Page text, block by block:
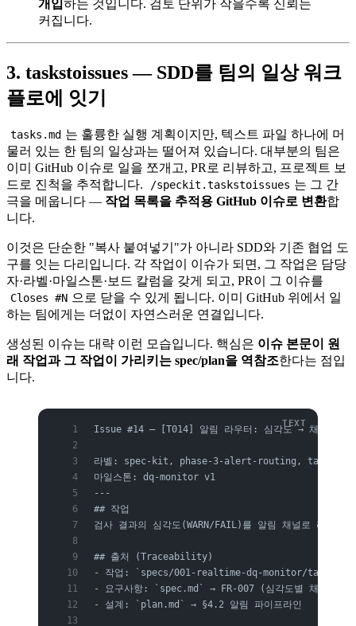
개입하는 것입니다. 검토 단위가 작을수록 신뢰는
커집니다.
3. taskstoissues — SDD를 팀의 일상 워크
플로에 잇기
tasks.md 는 훌륭한 실행 계획이지만, 텍스트 파일 하나에 머
물러 있는 한 팀의 일상과는 떨어져 있습니다. 대부분의 팀은
이미 GitHub 이슈로 일을 쪼개고, PR로 리뷰하고, 프로젝트 보
드로 진척을 추적합니다.
/speckit.taskstoissues 는 그 간
극을 메웁니다 — 작업 목록을 추적용 GitHub 이슈로 변환합
니다.
이것은 단순한 "복사 붙여넣기"가 아니라 SDD와 기존 협업 도
구를 잇는 다리입니다. 각 작업이 이슈가 되면, 그 작업은 담당
자·라벨·마일스톤·보드 칼럼을 갖게 되고, PR이 그 이슈를
Closes #N 으로 닫을 수 있게 됩니다. 이미 GitHub 위에서 일
하는 팀에게는 더없이 자연스러운 연결입니다.
생성된 이슈는 대략 이런 모습입니다. 핵심은 이슈 본문이 원
래 작업과 그 작업이 가리키는 spec/plan을 역참조한다는 점입
니다.
Issue #14 — [T014] 알림 라우터: 심각도 → 채널 매핑
라벨: spec-kit, phase-3-alert-routing, task
마일스톤: dq-monitor v1
---
## 작업
검사 결과의 심각도(WARN/FAIL)를 알림 채널로 라우팅
## 출처 (Traceability)
- 작업: `specs/001-realtime-dq-monitor/
- 요구사항: `spec.md` → FR-007 (심각도별 채널 분
- 설계: `plan.md` → §4.2 알림 파이프라인